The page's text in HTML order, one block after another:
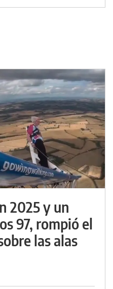
2025 y un
97, rompió el
las alas